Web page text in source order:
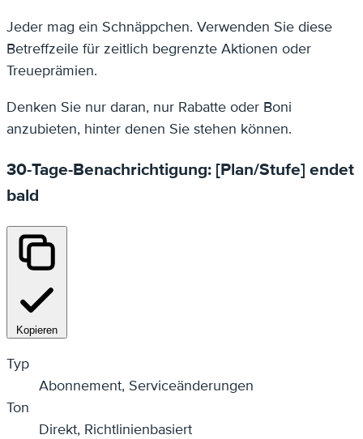
Jeder mag ein Schnäppchen. Verwenden Sie diese
Betreffzeile für zeitlich begrenzte Aktionen oder
Treueprämien.
Denken Sie nur daran, nur Rabatte oder Boni
anzubieten, hinter denen Sie stehen können.
30-Tage-Benachrichtigung: [Plan/Stufe] endet
bald
Kopieren
Typ
Abonnement, Serviceänderungen
Ton
Direkt, Richtlinienbasiert